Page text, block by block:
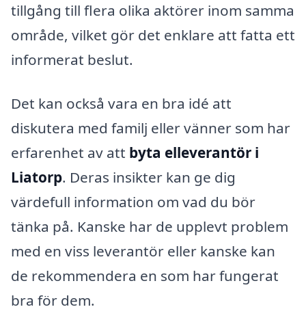
tillgång till flera olika aktörer inom samma
område, vilket gör det enklare att fatta ett
informerat beslut.
Det kan också vara en bra idé att
diskutera med familj eller vänner som har
erfarenhet av att byta elleverantör i
Liatorp. Deras insikter kan ge dig
värdefull information om vad du bör
tänka på. Kanske har de upplevt problem
med en viss leverantör eller kanske kan
de rekommendera en som har fungerat
bra för dem.